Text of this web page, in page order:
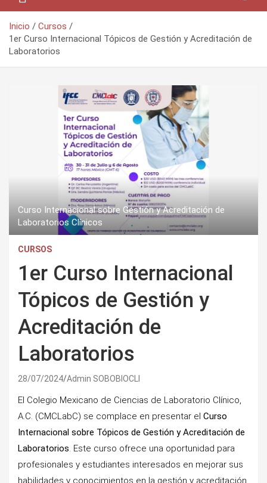
Inicio
Cursos
1er Curso Internacional Tópicos de Gestión y Acreditación de
Laboratorios
Curso Internacional sobre Gestión y Acreditación de
Laboratorios Clínicos
CURSOS
1er Curso Internacional
Tópicos de Gestión y
Acreditación de
Laboratorios
28/07/2024 Admin SOBOBIOCLI
El Colegio Mexicano de Ciencias de Laboratorio Clínico,
A.C. (CMCLabC) se complace en presentar el Curso
Internacional sobre Tópicos de Gestión y Acreditación de
Laboratorios. Este curso ofrece una oportunidad para
profesionales y estudiantes interesados en mejorar sus
habilidades y conocimientos en la gestión y acreditación